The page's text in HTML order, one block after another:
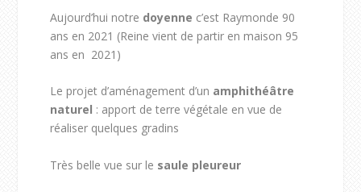
Aujourd’hui notre doyenne c’est Raymonde 90
ans en 2021 (Reine vient de partir en maison 95
ans en 2021)
Le projet d’aménagement d’un amphithéâtre
naturel : apport de terre végétale en vue de
réaliser quelques gradins
Très belle vue sur le saule pleureur